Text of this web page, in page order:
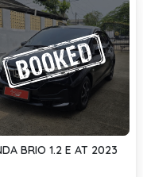
BRIO 1.2 E AT 2023